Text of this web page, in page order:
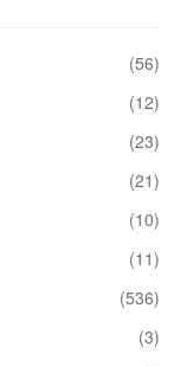
(56)
(12)
(23)
(21)
(10)
(11)
(536)
(3)